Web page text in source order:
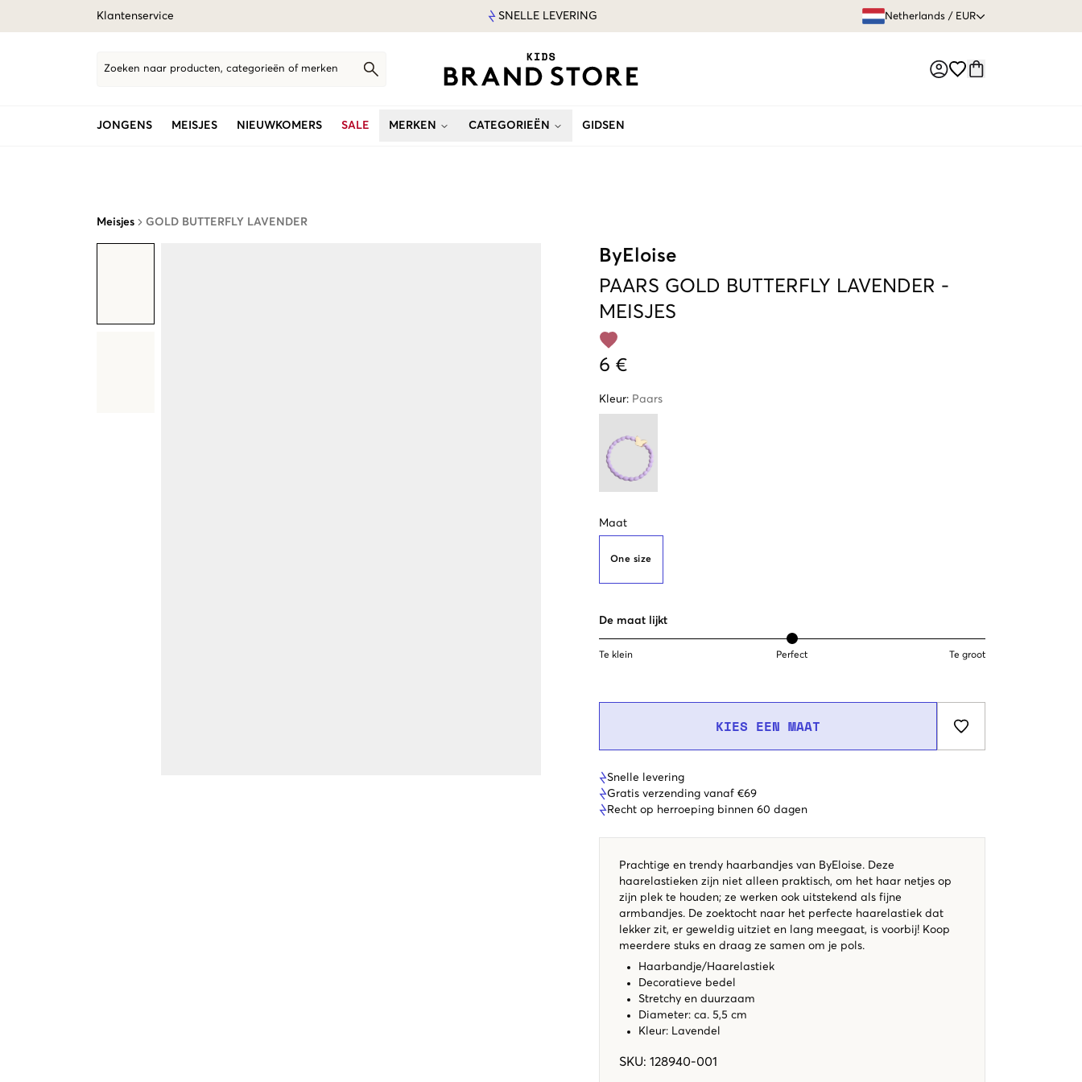
Klantenservice SNELLE LEVERING Netherlands / EUR
Zoeken naar producten, categorieën of merken
JONGENS MEISJES NIEUWKOMERS SALE MERKEN CATEGORIEËN GIDSEN
Meisjes GOLD BUTTERFLY LAVENDER
ByEloise
PAARS GOLD BUTTERFLY LAVENDER -
MEISJES
6 €
Kleur: Paars
Maat
One size
De maat lijkt
Te klein Perfect Te groot
KIES EEN MAAT
Snelle levering
Gratis verzending vanaf €69
Recht op herroeping binnen 60 dagen
Prachtige en trendy haarbandjes van ByEloise. Deze
haarelastieken zijn niet alleen praktisch, om het haar netjes op
zijn plek te houden; ze werken ook uitstekend als fijne
armbandjes. De zoektocht naar het perfecte haarelastiek dat
lekker zit, er geweldig uitziet en lang meegaat, is voorbij! Koop
meerdere stuks en draag ze samen om je pols.
Haarbandje/Haarelastiek
Decoratieve bedel
Stretchy en duurzaam
Diameter: ca. 5,5 cm
Kleur: Lavendel
SKU: 128940-001